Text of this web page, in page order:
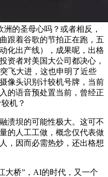
的圣母心吗？或者相反，
跟着谷歌的节拍正在跑，五
化出产线），成果呢，出格
资者对美国大公司都决心，
飞大进，这也申明了近些
像头识别计较机号牌，当前
的语音预处置当前，曾经正
机？
坝的可能性极大。这可不
的人工工做，概念仅代表做
，因而必需热炒，还出格想
桥”，AI的时代，又一个